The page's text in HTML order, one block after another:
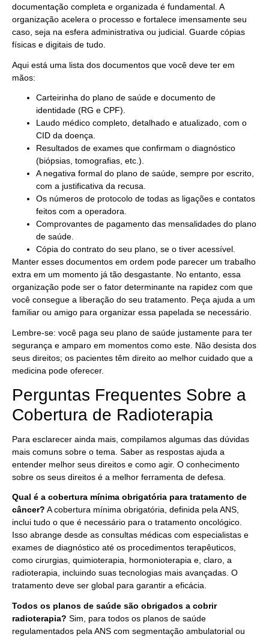
documentação completa e organizada é fundamental. A
organização acelera o processo e fortalece imensamente seu
caso, seja na esfera administrativa ou judicial. Guarde cópias
físicas e digitais de tudo.
Aqui está uma lista dos documentos que você deve ter em
mãos:
Carteirinha do plano de saúde e documento de
identidade (RG e CPF).
Laudo médico completo, detalhado e atualizado, com o
CID da doença.
Resultados de exames que confirmam o diagnóstico
(biópsias, tomografias, etc.).
A negativa formal do plano de saúde, sempre por escrito,
com a justificativa da recusa.
Os números de protocolo de todas as ligações e contatos
feitos com a operadora.
Comprovantes de pagamento das mensalidades do plano
de saúde.
Cópia do contrato do seu plano, se o tiver acessível.
Manter esses documentos em ordem pode parecer um trabalho
extra em um momento já tão desgastante. No entanto, essa
organização pode ser o fator determinante na rapidez com que
você consegue a liberação do seu tratamento. Peça ajuda a um
familiar ou amigo para organizar essa papelada se necessário.
Lembre-se: você paga seu plano de saúde justamente para ter
segurança e amparo em momentos como este. Não desista dos
seus direitos; os pacientes têm direito ao melhor cuidado que a
medicina pode oferecer.
Perguntas Frequentes Sobre a
Cobertura de Radioterapia
Para esclarecer ainda mais, compilamos algumas das dúvidas
mais comuns sobre o tema. Saber as respostas ajuda a
entender melhor seus direitos e como agir. O conhecimento
sobre os seus direitos é a melhor ferramenta de defesa.
Qual é a cobertura mínima obrigatória para tratamento de
câncer? A cobertura mínima obrigatória, definida pela ANS,
inclui tudo o que é necessário para o tratamento oncológico.
Isso abrange desde as consultas médicas com especialistas e
exames de diagnóstico até os procedimentos terapêuticos,
como cirurgias, quimioterapia, hormonioterapia e, claro, a
radioterapia, incluindo suas tecnologias mais avançadas. O
tratamento deve ser global para garantir a eficácia.
Todos os planos de saúde são obrigados a cobrir
radioterapia? Sim, para todos os planos de saúde
regulamentados pela ANS com segmentação ambulatorial ou